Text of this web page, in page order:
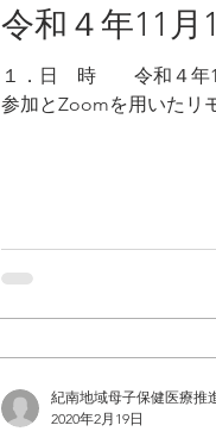
令和４年11
１．日 時 令和４年11
紀南地域母子保健医療推
2020年2月19日